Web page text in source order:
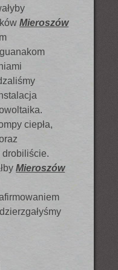
Mieroszów
ciepła,
drobiliście.
Mieroszów